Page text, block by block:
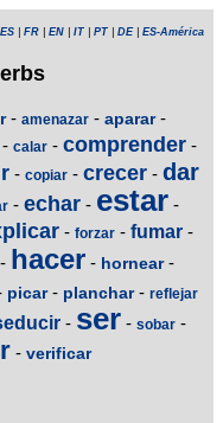
ES FR EN IT PT DE| ES-América
- amenazar - aparar-
- calar - comprender -
- copiar - crecer - dar
- echar - estar -
- forzar - fumar -
- hacer - hornear-
picar- planchar- reflejar
- ser - sobar -
- verificar